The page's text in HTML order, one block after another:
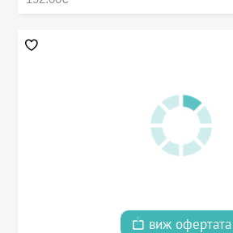
виж офертата